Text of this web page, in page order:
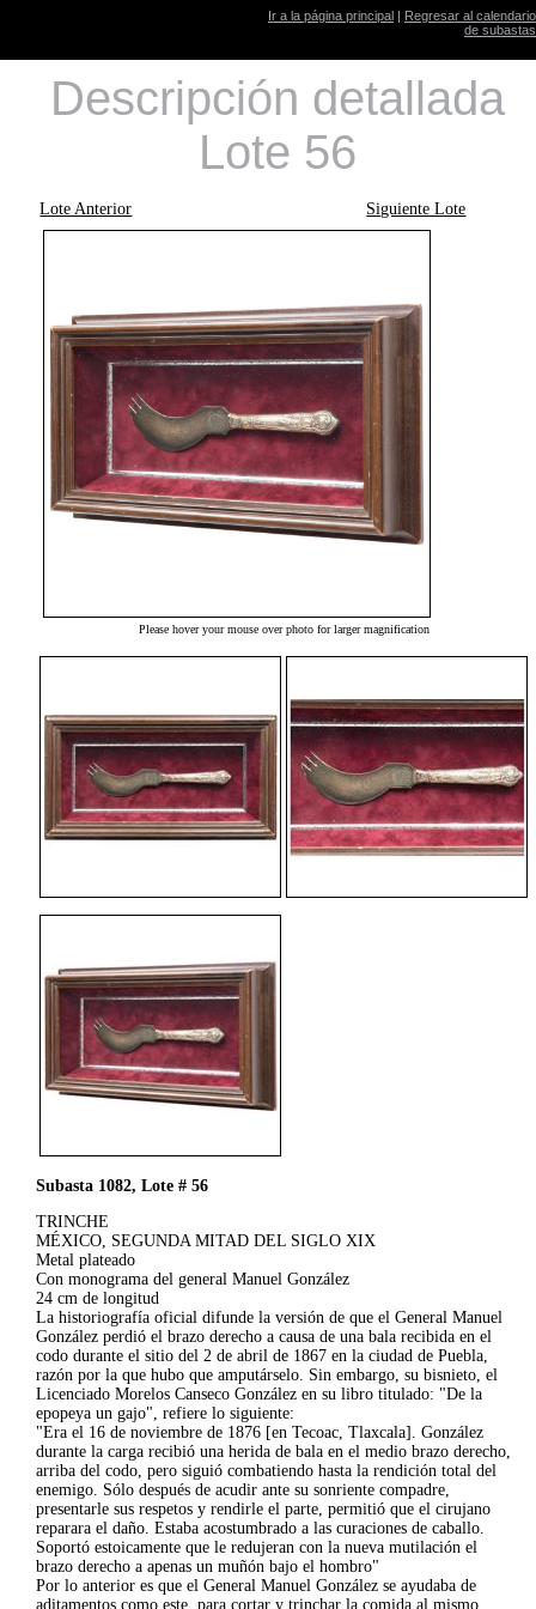
Ir a la página principal | Regresar al calendario
de subastas
Descripción detallada
Lote 56
Lote Anterior Siguiente Lote
Please hover your mouse over photo for larger magnification
Subasta 1082, Lote # 56
TRINCHE
MÉXICO, SEGUNDA MITAD DEL SIGLO XIX
Metal plateado
Con monograma del general Manuel González
24 cm de longitud
La historiografía oficial difunde la versión de que el General Manuel
González perdió el brazo derecho a causa de una bala recibida en el
codo durante el sitio del 2 de abril de 1867 en la ciudad de Puebla,
razón por la que hubo que amputárselo. Sin embargo, su bisnieto, el
Licenciado Morelos Canseco González en su libro titulado: "De la
epopeya un gajo", refiere lo siguiente:
"Era el 16 de noviembre de 1876 [en Tecoac, Tlaxcala]. González
durante la carga recibió una herida de bala en el medio brazo derecho,
arriba del codo, pero siguió combatiendo hasta la rendición total del
enemigo. Sólo después de acudir ante su sonriente compadre,
presentarle sus respetos y rendirle el parte, permitió que el cirujano
reparara el daño. Estaba acostumbrado a las curaciones de caballo.
Soportó estoicamente que le redujeran con la nueva mutilación el
brazo derecho a apenas un muñón bajo el hombro"
Por lo anterior es que el General Manuel González se ayudaba de
aditamentos como este, para cortar y trinchar la comida al mismo